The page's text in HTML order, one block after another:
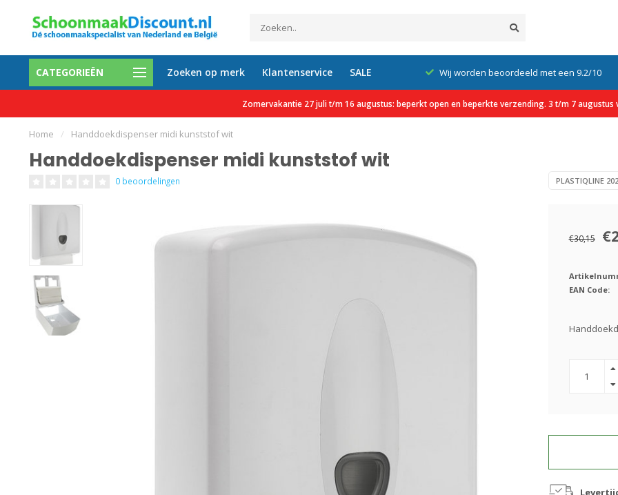
CATEGORIEËN Zoeken op merk Klantenservice SALE
tevreden klanten Gratis verzending vanaf €150 excl. btw Wij worden beoordeeld met een 9.2/10
Zomervakantie 27 juli t/m 16 augustus: beperkt open en beperkte verzending. 3 t/m 7 augustus
Home / Handdoekdispenser midi kunststof wit
Handdoekdispenser midi kunststof wit
0 beoordelingen PLASTIQLINE
€30,15
EAN Code: